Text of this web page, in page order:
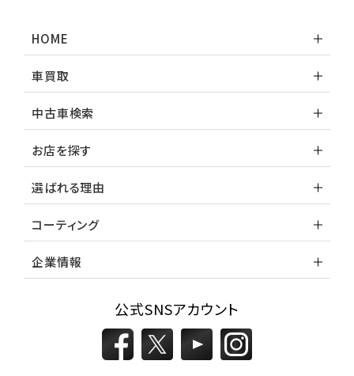
HOME
車買取
中古車検索
お店を探す
選ばれる理由
コーティング
企業情報
公式SNSアカウント